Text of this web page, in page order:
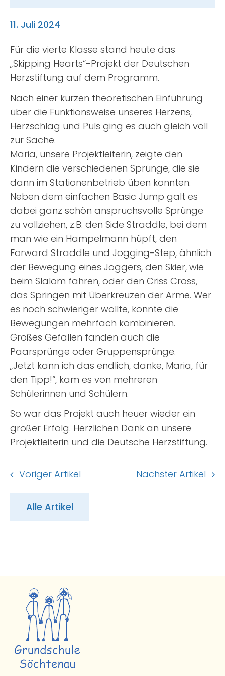
Suche
nach:
11. Juli 2024
Für die vierte Klasse stand heute das
„Skipping Hearts“-Projekt der Deutschen
Herzstiftung auf dem Programm.
Nach einer kurzen theoretischen Einführung
über die Funktionsweise unseres Herzens,
Herzschlag und Puls ging es auch gleich voll
zur Sache.
Maria, unsere Projektleiterin, zeigte den
Kindern die verschiedenen Sprünge, die sie
dann im Stationenbetrieb üben konnten.
Neben dem einfachen Basic Jump galt es
dabei ganz schön anspruchsvolle Sprünge
zu vollziehen, z.B. den Side Straddle, bei dem
man wie ein Hampelmann hüpft, den
Forward Straddle und Jogging-Step, ähnlich
der Bewegung eines Joggers, den Skier, wie
beim Slalom fahren, oder den Criss Cross,
das Springen mit Überkreuzen der Arme. Wer
es noch schwieriger wollte, konnte die
Bewegungen mehrfach kombinieren.
Großes Gefallen fanden auch die
Paarsprünge oder Gruppensprünge.
„Jetzt kann ich das endlich, danke, Maria, für
den Tipp!“, kam es von mehreren
Schülerinnen und Schülern.
So war das Projekt auch heuer wieder ein
großer Erfolg. Herzlichen Dank an unsere
Projektleiterin und die Deutsche Herzstiftung.
Voriger Artikel Nächster Artikel
Alle Artikel